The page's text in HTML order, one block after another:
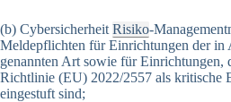
(b) Cybersicherheit Risiko-
Meldepflichten für Einrichtungen der in
genannten Art sowie für Einrichtungen,
Richtlinie (EU) 2022/2557 als kritische
eingestuft sind;